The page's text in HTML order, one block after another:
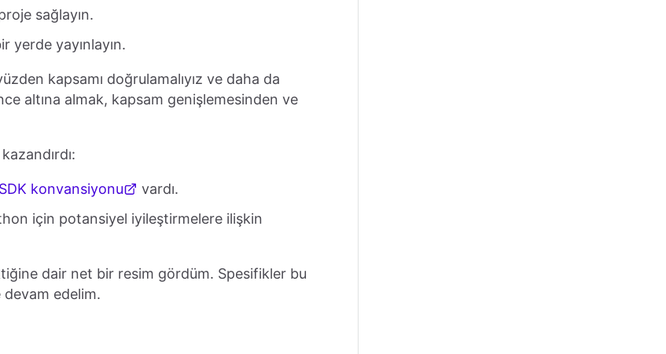
sağlayın.
yerde yayınlayın.
kapsamı doğrulamalıyız ve daha da
altına almak, kapsam genişlemesinden ve
SDK konvansiyonu
vardı.
için potansiyel iyileştirmelere ilişkin
dair net bir resim gördüm. Spesifikler bu
devam edelim.